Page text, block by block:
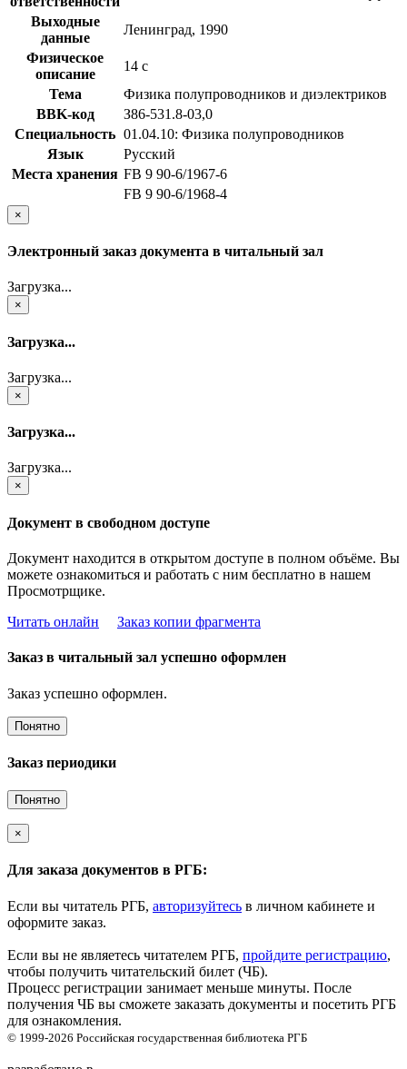
Выходные
данные
Ленинград, 1990
Физическое
описание
14 с
Тема
Физика полупроводников и диэлектриков
BBK-код
З86-531.8-03,0
Специальность 01.04.10: Физика полупроводников
Язык
Русский
Места хранения FB 9 90-6/1967-6
FB 9 90-6/1968-4
×
Электронный заказ документа в читальный зал
Загрузка...
×
Загрузка...
Загрузка...
×
Загрузка...
Загрузка...
×
Документ в свободном доступе
Документ находится в открытом доступе в полном объёме. Вы
можете ознакомиться и работать с ним бесплатно в нашем
Просмотрщике.
Читать онлайн
Заказ копии фрагмента
Заказ в читальный зал успешно оформлен
Заказ успешно оформлен.
Понятно
Заказ периодики
Понятно
×
Для заказа документов в РГБ:
Если вы читатель РГБ, авторизуйтесь в личном кабинете и
оформите заказ.
Если вы не являетесь читателем РГБ, пройдите регистрацию,
чтобы получить читательский билет (ЧБ).
Процесс регистрации занимает меньше минуты. После
получения ЧБ вы сможете заказать документы и посетить РГБ
для ознакомления.
© 1999-2026 Российская государственная библиотека РГБ